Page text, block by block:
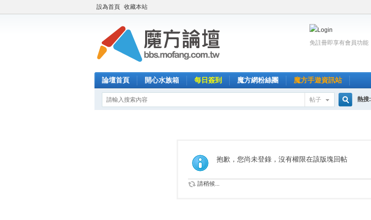
設為首頁 收藏本站
免註冊即享有會員功能
論壇首頁 開心水族箱 每日簽到 魔方網粉絲團 魔方手遊資訊站
帖子
索
熱搜:
抱歉，您尚未登錄，沒有權限在該版塊回帖
請稍候...